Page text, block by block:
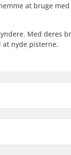
at bruge med
Med deres
nyde pisterne.
kompatibilitet: